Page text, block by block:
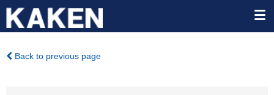
Back to previous page